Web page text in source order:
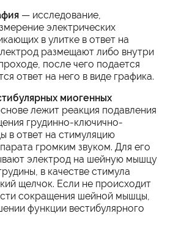
— исследование,
электрических
в улитке в ответ на
размещают либо внутри
после чего подается
ответ на него в виде графика.
миогенных
лежит реакция подавления
грудинно-ключично-
в ответ на стимуляцию
громким звуком. Для его
электрод на шейную мышцу
в качестве стимула
щелчок. Если не происходит
сокращения шейной мышцы,
функции вестибулярного